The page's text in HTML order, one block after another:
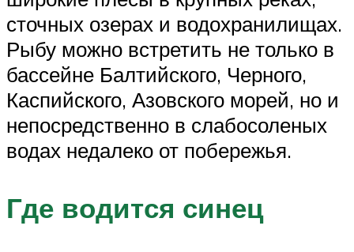
сточных озерах и водохранилищах.
Рыбу можно встретить не только в
бассейне Балтийского, Черного,
Каспийского, Азовского морей, но и
непосредственно в слабосоленых
водах недалеко от побережья.
Где водится синец